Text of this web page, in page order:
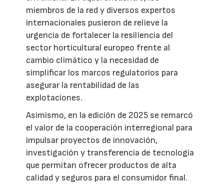
miembros de la red y diversos expertos
internacionales pusieron de relieve la
urgencia de fortalecer la resiliencia del
sector horticultural europeo frente al
cambio climático y la necesidad de
simplificar los marcos regulatorios para
asegurar la rentabilidad de las
explotaciones.
Asimismo, en la edición de 2025 se remarcó
el valor de la cooperación interregional para
impulsar proyectos de innovación,
investigación y transferencia de tecnología
que permitan ofrecer productos de alta
calidad y seguros para el consumidor final.